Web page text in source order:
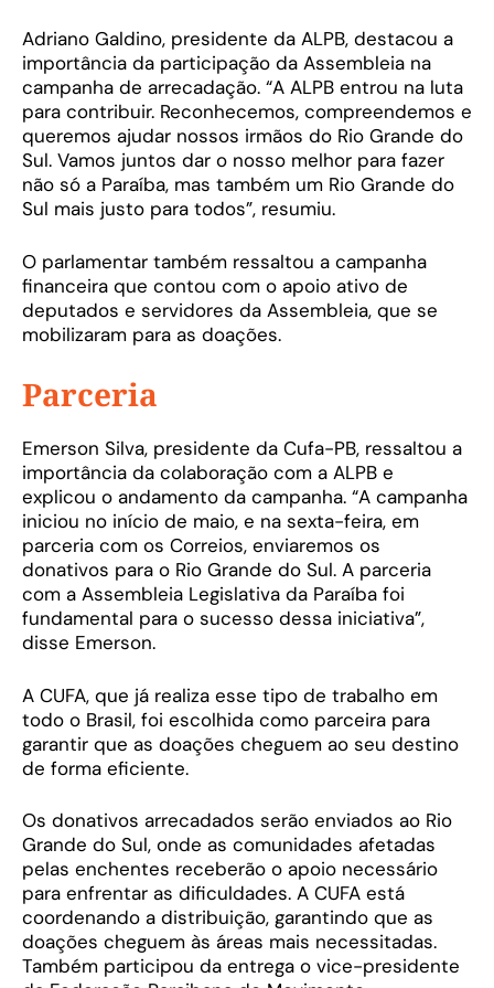
Adriano Galdino, presidente da ALPB, destacou a
importância da participação da Assembleia na
campanha de arrecadação. “A ALPB entrou na luta
para contribuir. Reconhecemos, compreendemos e
queremos ajudar nossos irmãos do Rio Grande do
Sul. Vamos juntos dar o nosso melhor para fazer
não só a Paraíba, mas também um Rio Grande do
Sul mais justo para todos”, resumiu.
O parlamentar também ressaltou a campanha
financeira que contou com o apoio ativo de
deputados e servidores da Assembleia, que se
mobilizaram para as doações.
Parceria
Emerson Silva, presidente da Cufa-PB, ressaltou a
importância da colaboração com a ALPB e
explicou o andamento da campanha. “A campanha
iniciou no início de maio, e na sexta-feira, em
parceria com os Correios, enviaremos os
donativos para o Rio Grande do Sul. A parceria
com a Assembleia Legislativa da Paraíba foi
fundamental para o sucesso dessa iniciativa”,
disse Emerson.
A CUFA, que já realiza esse tipo de trabalho em
todo o Brasil, foi escolhida como parceira para
garantir que as doações cheguem ao seu destino
de forma eficiente.
Os donativos arrecadados serão enviados ao Rio
Grande do Sul, onde as comunidades afetadas
pelas enchentes receberão o apoio necessário
para enfrentar as dificuldades. A CUFA está
coordenando a distribuição, garantindo que as
doações cheguem às áreas mais necessitadas.
Também participou da entrega o vice-presidente